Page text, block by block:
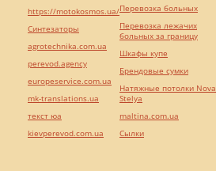
https://motokosmos.ua/
Синтезаторы
agrotechnika.com.ua
perevod.agency
europeservice.com.ua
mk-translations.ua
текст юа
kievperevod.com.ua
Перевозка больных
Перевозка лежачих
больных за границу
Шкафы купе
Брендовые сумки
Натяжные потолки Nova
Stelya
maltina.com.ua
Cылки